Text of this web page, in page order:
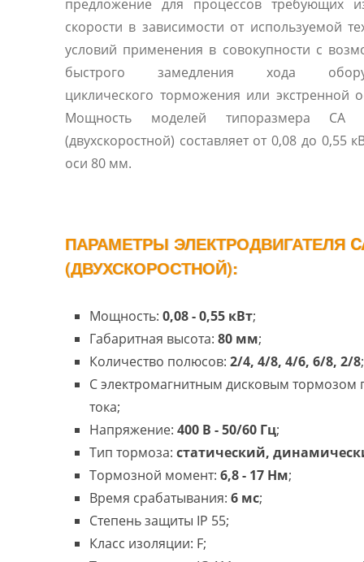
предложение для процессов требующих
скорости в зависимости от используемой
условий применения в совокупности с
быстрого замедления хода
циклического торможения или экстренной
Мощность моделей типоразмера CA
(двухскоростной) составляет от 0,08 до 0,55
оси 80 мм.
ПАРАМЕТРЫ ЭЛЕКТРОДВИГАТЕЛЯ
(ДВУХСКОРОСТНОЙ):
Мощность: 0,08 - 0,55 кВт;
Габаритная высота: 80 мм;
Количество полюсов: 2/4, 4/8, 4/6, 6/8, 2/8;
С электромагнитным дисковым тормозом
тока;
Напряжение: 400 В - 50/60 Гц;
Тип тормоза: статический,
Тормозной момент: 6,8 - 17 Нм;
Время срабатывания: 6 мс;
Степень защиты IP 55;
Класс изоляции: F;